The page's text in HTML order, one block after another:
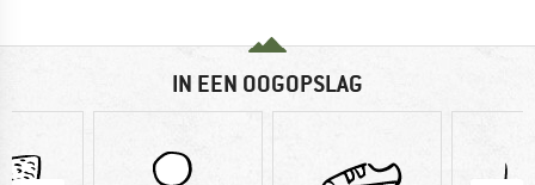
IN EEN OOGOPSLAG